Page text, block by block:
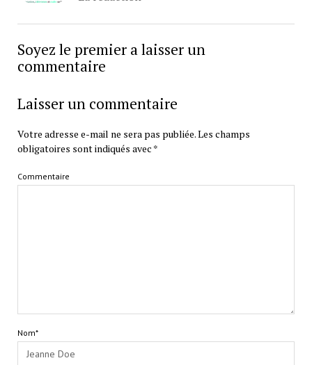
Soyez le premier a laisser un
commentaire
Laisser un commentaire
Votre adresse e-mail ne sera pas publiée.Les champs
obligatoires sont indiqués avec *
Commentaire
Nom*